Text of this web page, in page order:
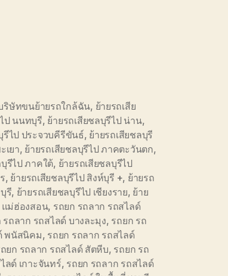
ริษัทขนย้ายรถใกล้ฉัน, ย้ายรถเสีย
ป นนทบุรี, ย้ายรถเสียชลบุรีไป น่าน,
รีไป ประจวบคีรีขันธ์, ย้ายรถเสียชลบุรี
เยา, ย้ายรถเสียชลบุรีไป ภาคตะวันตก,
รีไป ภาคใต้, ย้ายรถเสียชลบุรีไป
, ย้ายรถเสียชลบุรีไป สิงห์บุรี +, ย้ายรถ
รี, ย้ายรถเสียชลบุรีไป เชียงราย, ย้าย
แม่ฮ่องสอน, รถยก รถลาก รถสไลด์
รถลาก รถสไลด์ บางละมุง, รถยก รถ
พนัสนิคม, รถยก รถลาก รถสไลด์
ยก รถลาก รถสไลด์ สัตหีบ, รถยก รถ
ลด์ เกาะจันทร์, รถยก รถลาก รถสไลด์